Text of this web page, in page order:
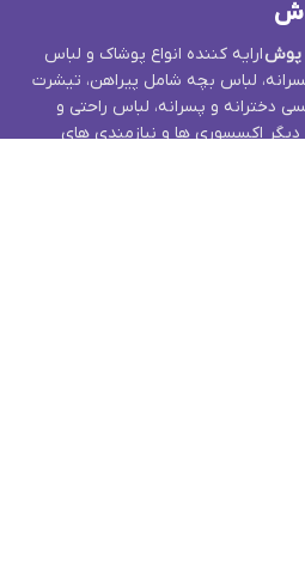
پوشارایه کننده انواع پوشاک و لباس
لباس بچه شامل پیراهن، تیشرت
دخترانه و پسرانه، لباس راحتی و
اکسسوری ها و نیازمندی های